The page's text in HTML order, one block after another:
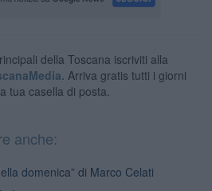
della Toscana iscriviti alla
Arriva gratis tutti i giorni
tua casella di posta.
anche:
domenica” di Marco Celati